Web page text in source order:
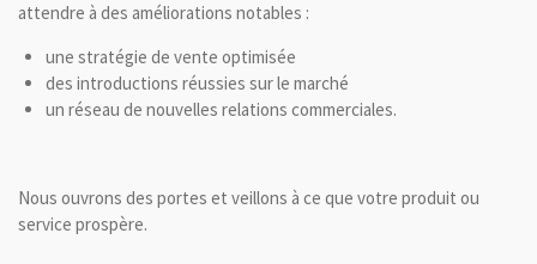
attendre à des améliorations notables :
une stratégie de vente optimisée
des introductions réussies sur le marché
un réseau de nouvelles relations commerciales.
Nous ouvrons des portes et veillons à ce que votre produit ou
service prospère.